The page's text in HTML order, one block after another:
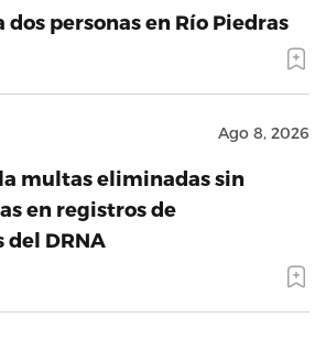
dos personas en Río Piedras
Ago 8, 2026
multas eliminadas sin
en registros de
DRNA